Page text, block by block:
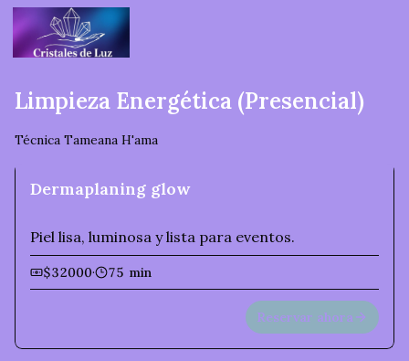
Limpieza Energética (Presencial)
Técnica Tameana H'ama
Dermaplaning glow
Piel lisa, luminosa y lista para eventos.
$32000· 75 min
Reservar ahora